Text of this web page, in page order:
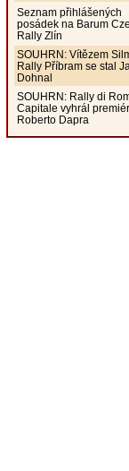
Seznam přihlášených
posádek na Barum
Rally Zlín
SOUHRN: Vítězem
Rally Příbram se stal
Dohnal
SOUHRN: Rally di
Capitale vyhrál
Roberto Dapra